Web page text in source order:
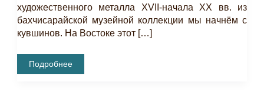
художественного металла XVII-начала XX вв. из
бахчисарайской музейной коллекции мы начнём с
кувшинов. На Востоке этот […]
Восточный
Металл
Подробнее